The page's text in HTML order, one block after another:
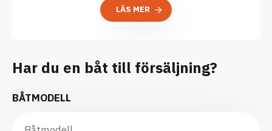
LÄS MER
Har du en båt till försäljning?
BÅTMODELL